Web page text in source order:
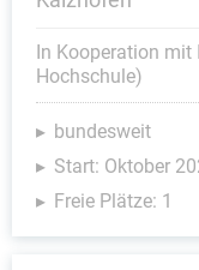
In Kooperation mit
Hochschule)
bundesweit
Start: Oktober
Freie Plätze: 1